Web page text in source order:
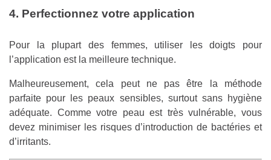
4. Perfectionnez votre application
Pour la plupart des femmes, utiliser les doigts pour
l’application est la meilleure technique.
Malheureusement, cela peut ne pas être la méthode
parfaite pour les peaux sensibles, surtout sans hygiène
adéquate. Comme votre peau est très vulnérable, vous
devez minimiser les risques d’introduction de bactéries et
d’irritants.